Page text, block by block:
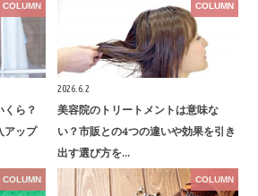
COLUMN
くら？
アップ
COLUMN
2026.6.2
美容院のトリートメントは意味な
い？市販との4つの違いや効果を引き
出す選び方を…
COLUMN COLUMN